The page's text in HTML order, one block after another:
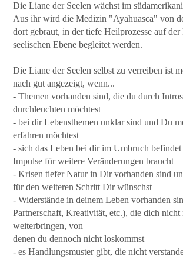
Die Liane der Seelen wächst im
Aus ihr wird die Medizin "Ayahuasca" von
dort gebraut, in der tiefe Heilprozesse auf
seelischen Ebene begleitet werden.
Die Liane der Seelen selbst zu verreiben ist
nach gut angezeigt, wenn...
- Themen vorhanden sind, die du durch
durchleuchten möchtest
- bei dir Lebensthemen unklar sind und Du
erfahren möchtest
- sich das Leben bei dir im Umbruch befindet
Impulse für weitere Veränderungen braucht
- Krisen tiefer Natur in Dir vorhanden sind
für den weiteren Schritt Dir wünschst
- Widerstände in deinem Leben vorhanden
Partnerschaft, Kreativität, etc.), die dich nicht
weiterbringen, von
denen du dennoch nicht loskommst
- es Handlungsmuster gibt, die nicht